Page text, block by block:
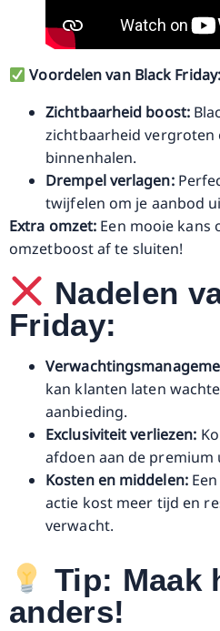
Voordelen van Black Friday:
Zichtbaarheid boost:
zichtbaarheid vergroten
binnenhalen.
Drempel verlagen:
twijfelen om je aanbod
Extra omzet: Een mooie kans
omzetboost af te sluiten!
Nadelen
Friday:
kan klanten laten
aanbieding.
Exclusiviteit verliezen:
afdoen aan de
Kosten en middelen:Een
actie kost meer tijd en
verwacht.
Tip: Maak
anders!